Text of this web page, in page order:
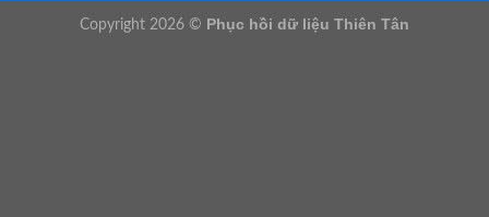
Copyright 2026 © Phục hồi dữ liệu Thiên Tân